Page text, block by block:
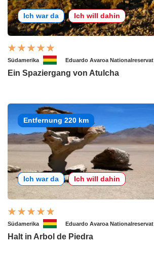
Ich war da Ich will dahin
Südamerika Eduardo Avaroa Nationalreservat
Ein Spaziergang von Atulcha
Entfernung 220 km
Ich war da Ich will dahin
Südamerika Eduardo Avaroa Nationalreservat
Halt in Arbol de Piedra